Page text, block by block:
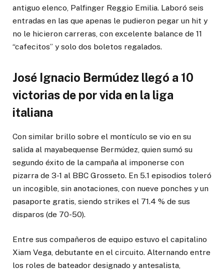
antiguo elenco, Palfinger Reggio Emilia. Laboró seis
entradas en las que apenas le pudieron pegar un hit y
no le hicieron carreras, con excelente balance de 11
“cafecitos” y solo dos boletos regalados.
José Ignacio Bermúdez llegó a 10
victorias de por vida en la liga
italiana
Con similar brillo sobre el montículo se vio en su
salida al mayabequense Bermúdez, quien sumó su
segundo éxito de la campaña al imponerse con
pizarra de 3-1 al BBC Grosseto. En 5.1 episodios toleró
un incogible, sin anotaciones, con nueve ponches y un
pasaporte gratis, siendo strikes el 71.4 % de sus
disparos (de 70-50).
Entre sus compañeros de equipo estuvo el capitalino
Xiam Vega, debutante en el circuito. Alternando entre
los roles de bateador designado y antesalista,